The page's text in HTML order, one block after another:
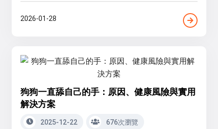
2026-01-28
狗狗一直舔自己的手：原因、健康風險與實用
解決方案
2025-12-22 676次瀏覽